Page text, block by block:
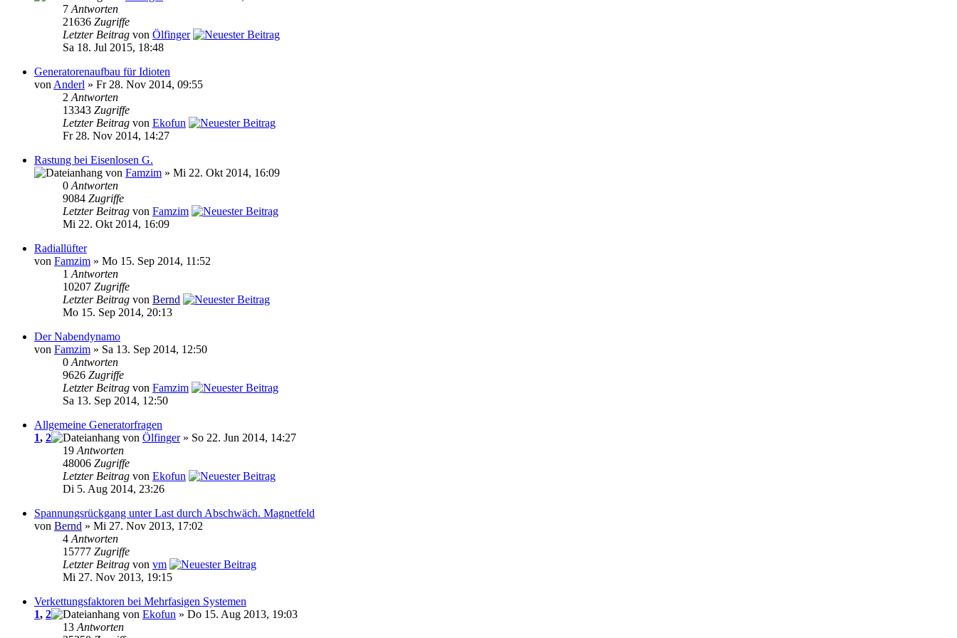
7 Antworten
21636 Zugriffe
Letzter Beitrag von Ölfinger
Sa 18. Jul 2015, 18:48
Generatorenaufbau für Idioten
von Anderl » Fr 28. Nov 2014, 09:55
2 Antworten
13343 Zugriffe
Letzter Beitrag von Ekofun
Fr 28. Nov 2014, 14:27
Rastung bei Eisenlosen G.
von Famzim » Mi 22. Okt 2014, 16:09
0 Antworten
9084 Zugriffe
Letzter Beitrag von Famzim
Mi 22. Okt 2014, 16:09
Radiallüfter
von Famzim » Mo 15. Sep 2014, 11:52
1 Antworten
10207 Zugriffe
Letzter Beitrag von Bernd
Mo 15. Sep 2014, 20:13
Der Nabendynamo
von Famzim » Sa 13. Sep 2014, 12:50
0 Antworten
9626 Zugriffe
Letzter Beitrag von Famzim
Sa 13. Sep 2014, 12:50
Allgemeine Generatorfragen
1, 2 von Ölfinger» So 22. Jun 2014, 14:27
19 Antworten
48006 Zugriffe
Letzter Beitrag von Ekofun
Di 5. Aug 2014, 23:26
Spannungsrückgang unter Last durch Abschwäch. Magnetfeld
von Bernd » Mi 27. Nov 2013, 17:02
4 Antworten
15777 Zugriffe
Letzter Beitrag von vm
Mi 27. Nov 2013, 19:15
Verkettungsfaktoren bei Mehrfasigen Systemen
1, 2 von Ekofun » Do 15. Aug 2013, 19:03
13 Antworten